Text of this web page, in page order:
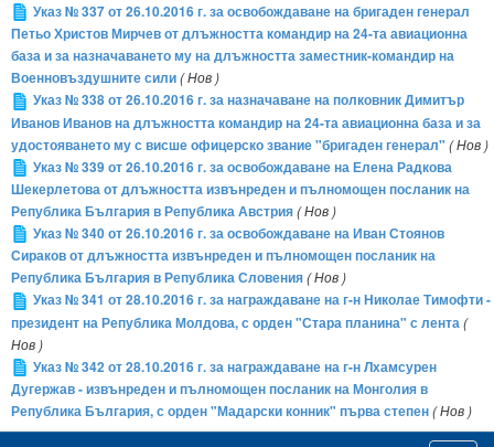
Указ № 337 от 26.10.2016 г. за освобождаване на бригаден генерал
Петьо Христов Мирчев от длъжността командир на 24-та авиационна
база и за назначаването му на длъжността заместник-командир на
Военновъздушните сили( Нов )
Указ № 338 от 26.10.2016 г. за назначаване на полковник Димитър
Иванов Иванов на длъжността командир на 24-та авиационна база и за
удостояването му с висше офицерско звание "бригаден генерал" ( Нов )
Указ № 339 от 26.10.2016 г. за освобождаване на Елена Радкова
Шекерлетова от длъжността извънреден и пълномощен посланик на
Република България в Република Австрия( Нов )
Указ № 340 от 26.10.2016 г. за освобождаване на Иван Стоянов
Сираков от длъжността извънреден и пълномощен посланик на
Република България в Република Словения( Нов )
Указ № 341 от 28.10.2016 г. за награждаване на г-н Николае Тимофти -
президент на Република Молдова, с орден "Стара планина" с лента(
Нов )
Указ № 342 от 28.10.2016 г. за награждаване на г-н Лхамсурен
Дугержав - извънреден и пълномощен посланик на Монголия в
Република България, с орден "Мадарски конник" първа степен( Нов )